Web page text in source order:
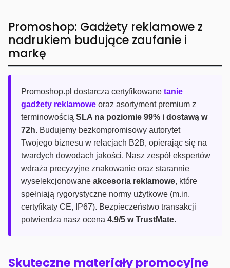
Promoshop: Gadżety reklamowe z
nadrukiem budujące zaufanie i
markę
Promoshop.pl dostarcza certyfikowane tanie
gadżety reklamowe oraz asortyment premium z
terminowością SLA na poziomie 99% i dostawą w
72h. Budujemy bezkompromisowy autorytet
Twojego biznesu w relacjach B2B, opierając się na
twardych dowodach jakości. Nasz zespół ekspertów
wdraża precyzyjne znakowanie oraz starannie
wyselekcjonowane akcesoria reklamowe, które
spełniają rygorystyczne normy użytkowe (m.in.
certyfikaty CE, IP67). Bezpieczeństwo transakcji
potwierdza nasz ocena 4.9/5 w TrustMate.
Skuteczne materiały promocyjne